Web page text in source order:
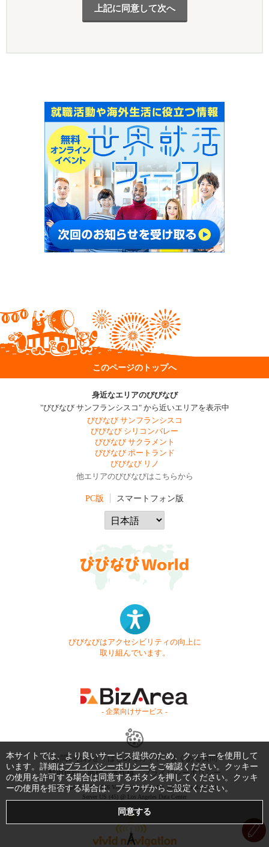
このページのトップへ
身近なエリアのびびなび
"びびなび サンフランシスコ" から近いエリアを表示中
びびなび サンフランシスコ
びびなび シリコンバレー
びびなび サクラメント
びびなび ポートランド
びびなび リノ
他エリアのびびなびはこちらから
PC版 スマートフォン版
びびなびはアクセシビリティの向上に
取り組んでいます。
- 企業向けサービス -
お問い合わせ はじめてガイド
よくある質問
利用規約
商標・著作権 プライバシーポリシー
Copyright © 1999-2026 Vivid Navigation, Inc. All Rights Reserved.
Server US (45) @ Los Angeles Data Center
本サイトでは、より良いサービス提供のため、クッキーを使用して
います。詳細はプライバシーポリシーをご確認ください。クッキー
の使用を許可する場合は同意するボタンを押してください。クッキ
ーの使用を拒否する場合は、ブラウザからご設定ください。